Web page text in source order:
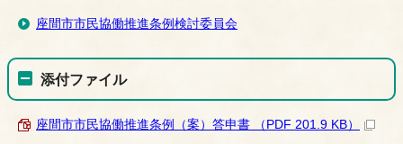
座間市市民協働推進条例検討委員会
添付ファイル
座間市市民協働推進条例（案）答申書 （PDF 201.9 KB）